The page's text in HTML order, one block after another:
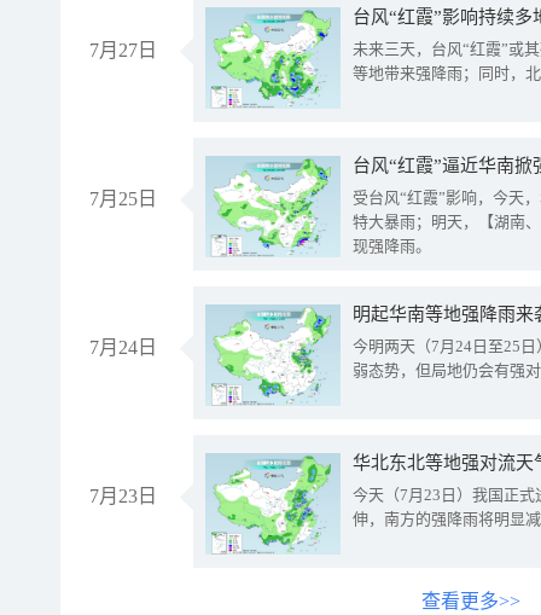
7月27日
台风“红霞”影响持续
未来三天，台风“红霞”或
等地带来强降雨；同时，
7月25日
台风“红霞”逼近华南
受台风“红霞”影响，今天
特大暴雨；明天，【湖南
现强降雨。
7月24日
明起华南等地强降雨
今明两天（7月24日至25
弱态势，但局地仍会有强
7月23日
华北东北等地强对流天
今天（7月23日）我国正
伸，南方的强降雨将明显
查看更多>>